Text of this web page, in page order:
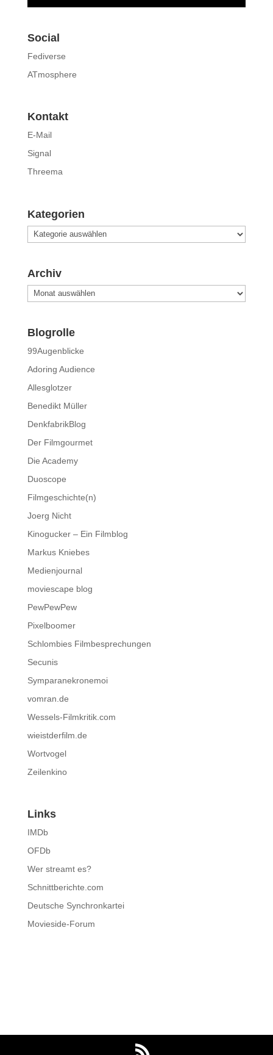
Social
Fediverse
ATmosphere
Kontakt
E-Mail
Signal
Threema
Kategorien
Kategorien
Archiv
Archiv
Blogrolle
99Augenblicke
Adoring Audience
Allesglotzer
Benedikt Müller
DenkfabrikBlog
Der Filmgourmet
Die Academy
Duoscope
Filmgeschichte(n)
Joerg Nicht
Kinogucker – Ein Filmblog
Markus Kniebes
Medienjournal
moviescape blog
PewPewPew
Pixelboomer
Schlombies Filmbesprechungen
Secunis
Symparanekronemoi
vomran.de
Wessels-Filmkritik.com
wieistderfilm.de
Wortvogel
Zeilenkino
Links
IMDb
OFDb
Wer streamt es?
Schnittberichte.com
Deutsche Synchronkartei
Movieside-Forum